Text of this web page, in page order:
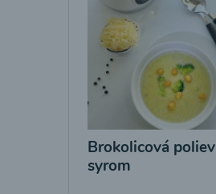
Brokolicová
syrom